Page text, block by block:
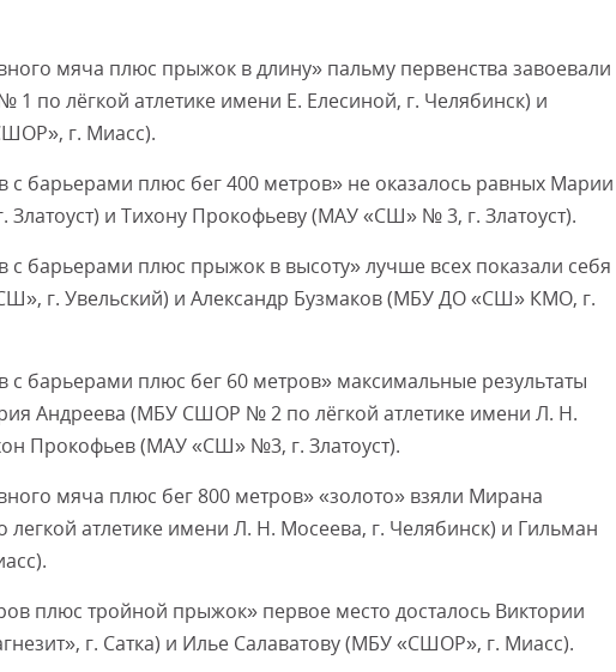
мяча плюс прыжок в длину» пальму первенства завоевали
по лёгкой атлетике имени Е. Елесиной, г. Челябинск) и
г. Миасс).
с барьерами плюс бег 400 метров» не оказалось равных Марии
и Тихону Прокофьеву (МАУ «СШ» № 3, г. Златоуст).
с барьерами плюс прыжок в высоту» лучше всех показали себя
г. Увельский) и Александр Бузмаков (МБУ ДО «СШ» КМО, г.
с барьерами плюс бег 60 метров» максимальные результаты
Андреева (МБУ СШОР № 2 по лёгкой атлетике имени Л. Н.
Прокофьев (МАУ «СШ» №3, г. Златоуст).
мяча плюс бег 800 метров» «золото» взяли Мирана
атлетике имени Л. Н. Мосеева, г. Челябинск) и Гильман
плюс тройной прыжок» первое место досталось Виктории
г. Сатка) и Илье Салаватову (МБУ «СШОР», г. Миасс).